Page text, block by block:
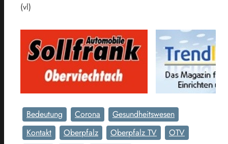
(vl)
Bedeutung Corona
Gesundheitswesen
Kontakt
Oberpfalz Oberpfalz TV
OTV